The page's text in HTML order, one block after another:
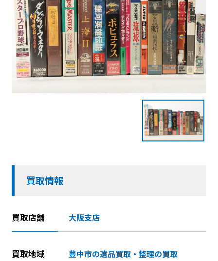
買取情報
買取店舗 大阪支店
買取地域 豊中市の遺品買取・整理の買取